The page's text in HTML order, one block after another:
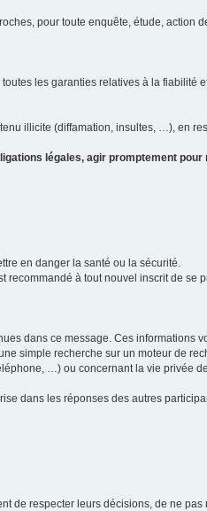
pour toute enquête, étude,
les garanties relatives à la fiabilité
illicite (diffamation, insultes, …), en
légales, agir promptement
en danger la santé ou la sécurité.
recommandé à tout nouvel inscrit de
dans ce message. Ces informations
simple recherche sur un moteur de
…) ou concernant la vie privée
dans les réponses des autres
de respecter leurs décisions, de ne